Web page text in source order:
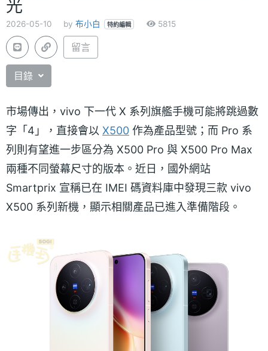
光
2026-05-10 by 布小白 特約編輯 5815
留言
目錄
市場傳出，vivo 下一代 X 系列旗艦手機可能將跳過數
字「4」，直接會以 X500 作為產品型號；而 Pro 系
列則有望進一步區分為 X500 Pro 與 X500 Pro Max
兩種不同螢幕尺寸的版本。近日，國外網站
Smartprix 宣稱已在 IMEI 碼資料庫中發現三款 vivo
X500 系列新機，顯示相關產品已進入準備階段。